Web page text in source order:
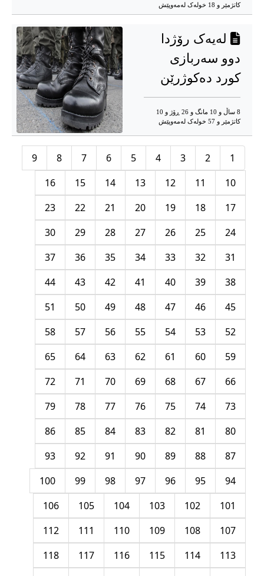
کاتژمێر و 18 خوله‌ک له‌مه‌وپێش‌
لەیەک رۆژدا
دوو سەربازی
کورد دەکوژرێن
8 ساڵ و 10 مانگ و 26 ڕۆژ و 10
کاتژمێر و 57 خوله‌ک له‌مه‌وپێش‌
1
2
3
4
5
6
7
8
9
10
11
12
13
14
15
16
17
18
19
20
21
22
23
24
25
26
27
28
29
30
31
32
33
34
35
36
37
38
39
40
41
42
43
44
45
46
47
48
49
50
51
52
53
54
55
56
57
58
59
60
61
62
63
64
65
66
67
68
69
70
71
72
73
74
75
76
77
78
79
80
81
82
83
84
85
86
87
88
89
90
91
92
93
94
95
96
97
98
99
100
101
102
103
104
105
106
107
108
109
110
111
112
113
114
115
116
117
118